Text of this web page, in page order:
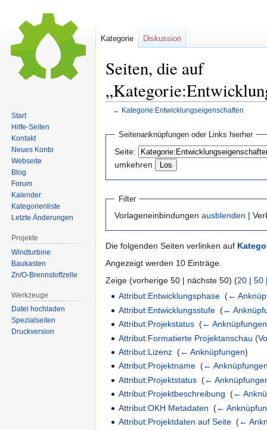
Seiten, die auf
← Kategorie:Entwicklungseigenschaften
Navigation
springen
springen
Seitenanknüpfungen oder Links hierher
Seite:
umkehren
Filter
Vorlageneinbindungen ausblenden |
Die folgenden Seiten verlinken auf
Angezeigt werden 10 Einträge.
Zeige (vorherige 50 | nächste 50) (20 | 50
Attribut:Entwicklungsphase ‎(←
Attribut:Entwicklungsstufe ‎(←
Attribut:Projekstatus ‎(← Anknüpfungen
Attribut:Formatierte Projektanschau
Attribut:Lizenz ‎(← Anknüpfungen)
Attribut:Projektname ‎(←
Attribut:Projektstatus ‎(←
Attribut:Projektbeschreibung ‎(←
Attribut:OKH Metadaten ‎(←
Attribut:Projektdaten auf Seite ‎(←
Kategorie Diskussion
Start
Hilfe-Seiten
Kontakt
Neues Konto
Webseite
Blog
Forum
Kalender
Kategorienliste
Letzte Änderungen
Projekte
Windturbine
Baukasten
Zn/O-Brennstoffzelle
Werkzeuge
Datei hochladen
Spezialseiten
Druckversion